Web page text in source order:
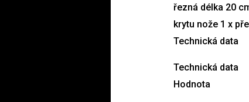
řezná délka 20
krytu nože 1 x
Technická data
Technická data
Hodnota